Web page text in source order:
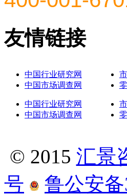
友情链接
中国行业研究网
中国市场调查网
中国行业研究网
中国市场调查网
© 2015 汇景
号
鲁公安备